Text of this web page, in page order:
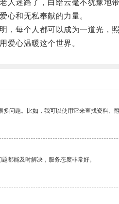
迷路了，白给云毫不犹豫地带
和无私奉献的力量。
每个人都可以成为一道光，照
心温暖这个世界。
问题。比如，我可以使用它来查找资料、
都能及时解决，服务态度非常好。